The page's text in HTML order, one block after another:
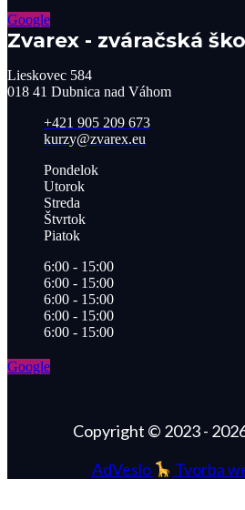
Google
Zvarex - zváračská
Lieskovec 584
018 41 Dubnica nad Váhom​
+421 905 209 673​
kurzy@zvarex.eu
Pondelok
Utorok
Streda
Štvrtok
Piatok
6:00 - 15:00
6:00 - 15:00
6:00 - 15:00
6:00 - 15:00
6:00 - 15:00
Google
Copyright © 2023 -
AdVeslo
Tvorba